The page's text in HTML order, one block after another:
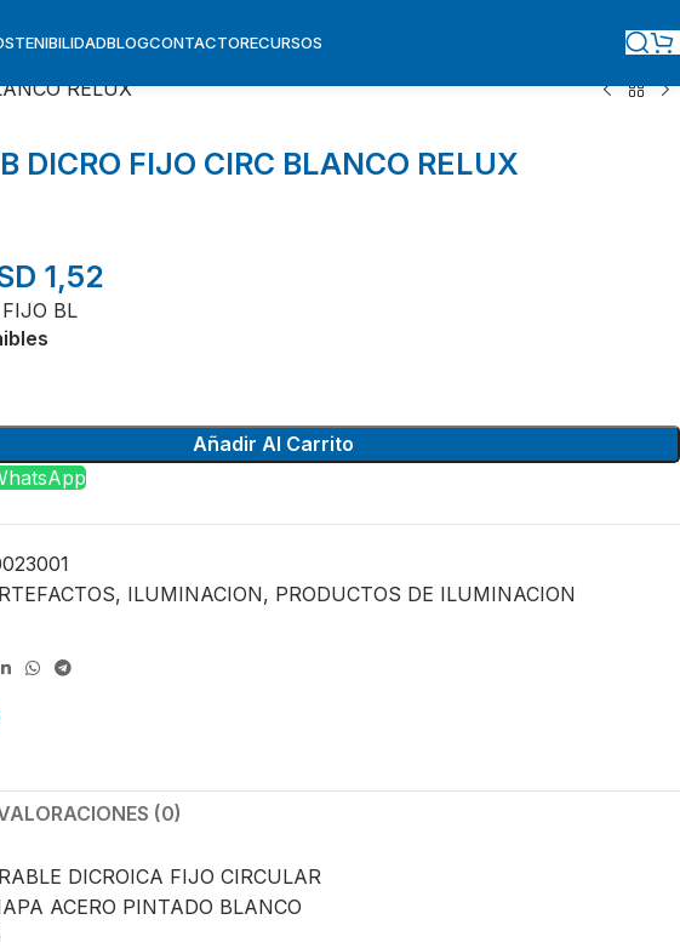
BLOGCONTACTORECURSOS
RELUX
DICRO FIJO CIRC BLANCO RELUX
1,52
BL
Añadir Al Carrito
, ILUMINACION, PRODUCTOS DE ILUMINACION
(0)
DICROICA FIJO CIRCULAR
ACERO PINTADO BLANCO